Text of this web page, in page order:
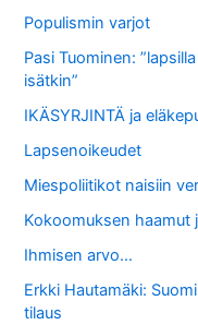
Populismin varjot
Pasi Tuominen:
isätkin”
IKÄSYRJINTÄ ja
Lapsenoikeudet
Miespoliitikot naisiin
Kokoomuksen haamut
Ihmisen arvo…
Erkki Hautamäki:
tilaus